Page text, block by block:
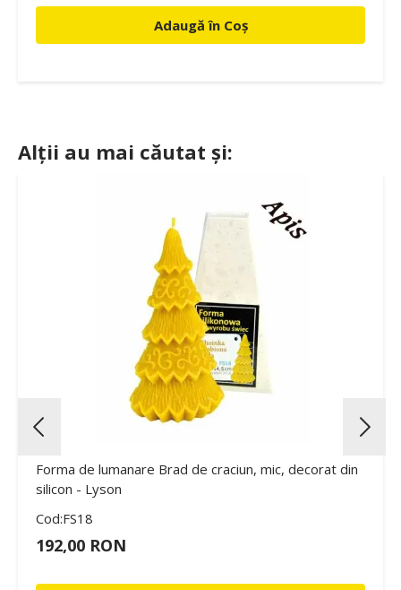
Adaugă în Coș
Alții au mai căutat și:
Forma de lumanare Brad de craciun, mic, decorat din
silicon - Lyson
Cod:FS18
192,00 RON